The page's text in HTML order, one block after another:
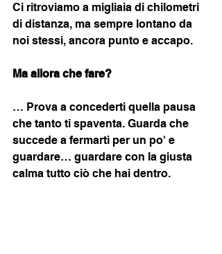
Ci ritroviamo a migliaia di chilometri
di distanza, ma sempre lontano da
noi stessi, ancora punto e accapo.
Ma allora che fare?
… Prova a concederti quella pausa
che tanto ti spaventa. Guarda che
succede a fermarti per un po' e
guardare… guardare con la giusta
calma tutto ciò che hai dentro.